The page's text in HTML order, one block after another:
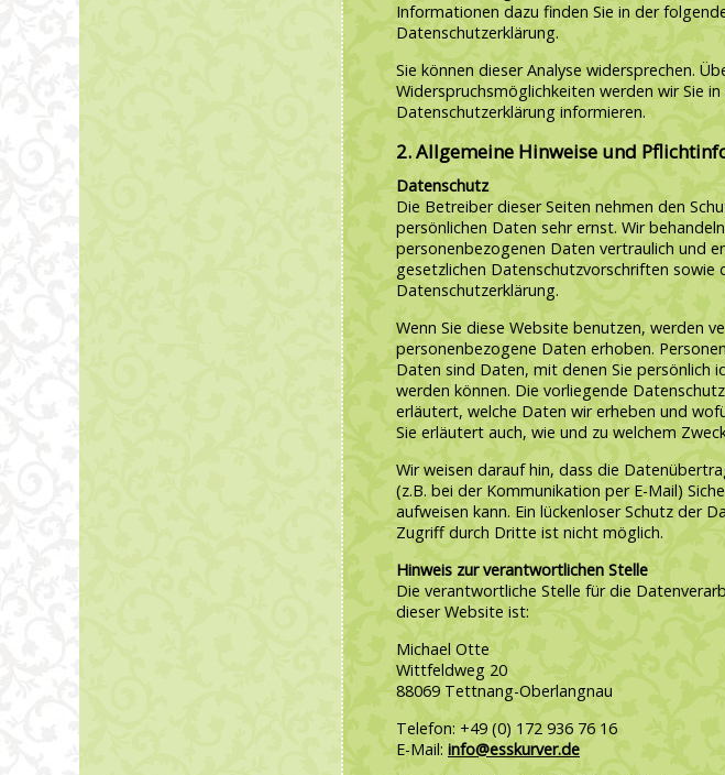
Informationen dazu finden Sie in der
Datenschutzerklärung.
Sie können dieser Analyse widersprechen.
Widerspruchsmöglichkeiten werden wir Sie in
Datenschutzerklärung informieren.
2. Allgemeine Hinweise und
Datenschutz
Die Betreiber dieser Seiten nehmen den
persönlichen Daten sehr ernst. Wir
personenbezogenen Daten vertraulich und
gesetzlichen Datenschutzvorschriften sowie
Datenschutzerklärung.
Wenn Sie diese Website benutzen, werden
personenbezogene Daten erhoben.
Daten sind Daten, mit denen Sie persönlich
werden können. Die vorliegende
erläutert, welche Daten wir erheben und
Sie erläutert auch, wie und zu welchem
Wir weisen darauf hin, dass die
(z.B. bei der Kommunikation per E-Mail)
aufweisen kann. Ein lückenloser Schutz der
Zugriff durch Dritte ist nicht möglich.
Hinweis zur verantwortlichen Stelle
Die verantwortliche Stelle für die
dieser Website ist:
Michael Otte
Wittfeldweg 20
88069 Tettnang-Oberlangnau
Telefon: +49 (0) 172 936 76 16
E-Mail:info@esskurver.de